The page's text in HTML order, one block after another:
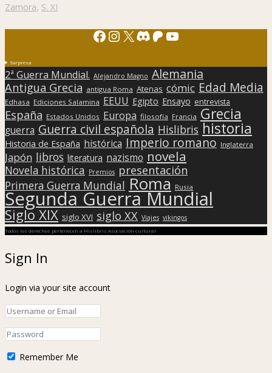
Zamora, S. XI
Facebook
Instagram
X Discord
Patreon
YouTube
Sorpresa
2ª Guerra Mundial. Alejandro Magno Alemania
Antigua Grecia antigua Roma Atenas cómic Edad Media
Edhasa Ediciones Salamina EEUU Egipto Ensayo entrevista
España Estados Unidos Europa filosofía Francia Grecia
guerra Guerra civil española Hislibris historia
Historia de España histórica Imperio romano Inglaterra
Japón libros literatura nazismo novela
Novela histórica Premios presentación
Primera Guerra Mundial Roma Rusia
Segunda Guerra Mundial
Siglo XIX siglo XVI siglo XX Viajes vikingos
Todos los derechos pertenecen a Hislibris Asociación cultural
Sign In
Login via your site account
Remember Me